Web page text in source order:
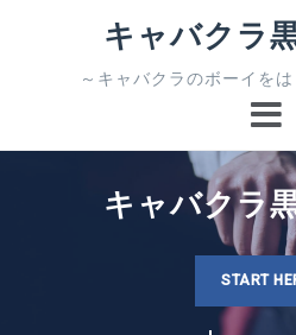
キャバクラ
～キャバクラのボーイを
キャバクラ
START